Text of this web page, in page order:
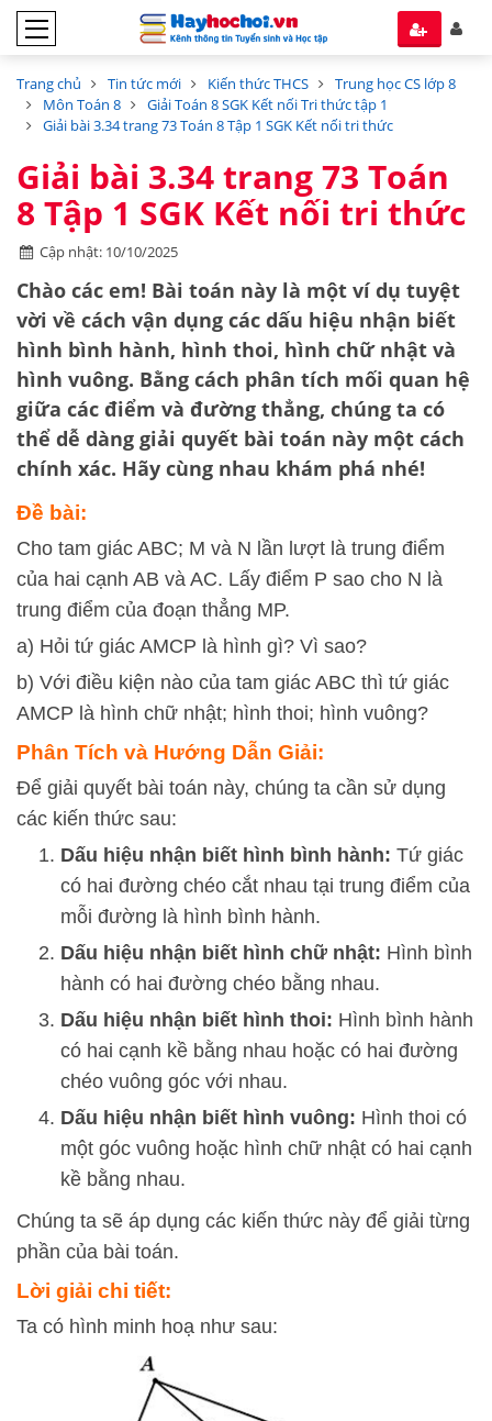
Trang chủ Tin tức mới Kiến thức THCS
Trung học CS lớp 8
Môn Toán 8
Giải Toán 8 SGK Kết nối Tri thức tập 1
Giải bài 3.34 trang 73 Toán 8 Tập 1 SGK Kết nối tri thức
Giải bài 3.34 trang 73 Toán
8 Tập 1 SGK Kết nối tri thức
Cập nhật: 10/10/2025
Chào các em! Bài toán này là một ví dụ tuyệt
vời về cách vận dụng các dấu hiệu nhận biết
hình bình hành, hình thoi, hình chữ nhật và
hình vuông. Bằng cách phân tích mối quan hệ
giữa các điểm và đường thẳng, chúng ta có
thể dễ dàng giải quyết bài toán này một cách
chính xác. Hãy cùng nhau khám phá nhé!
Đề bài:
Cho tam giác ABC; M và N lần lượt là trung điểm
của hai cạnh AB và AC. Lấy điểm P sao cho N là
trung điểm của đoạn thẳng MP.
a) Hỏi tứ giác AMCP là hình gì? Vì sao?
b) Với điều kiện nào của tam giác ABC thì tứ giác
AMCP là hình chữ nhật; hình thoi; hình vuông?
Phân Tích và Hướng Dẫn Giải:
Để giải quyết bài toán này, chúng ta cần sử dụng
các kiến thức sau:
Dấu hiệu nhận biết hình bình hành: Tứ giác
có hai đường chéo cắt nhau tại trung điểm của
mỗi đường là hình bình hành.
Dấu hiệu nhận biết hình chữ nhật: Hình bình
hành có hai đường chéo bằng nhau.
Dấu hiệu nhận biết hình thoi: Hình bình hành
có hai cạnh kề bằng nhau hoặc có hai đường
chéo vuông góc với nhau.
Dấu hiệu nhận biết hình vuông: Hình thoi có
một góc vuông hoặc hình chữ nhật có hai cạnh
kề bằng nhau.
Chúng ta sẽ áp dụng các kiến thức này để giải từng
phần của bài toán.
Lời giải chi tiết:
Ta có hình minh hoạ như sau: